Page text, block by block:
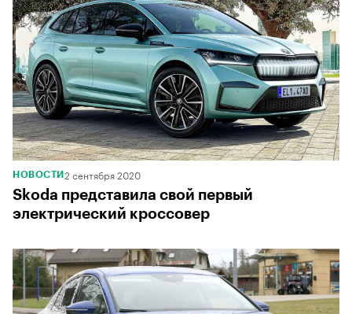
НОВОСТИ 2 сентября 2020
Skoda представила свой первый
электрический кроссовер